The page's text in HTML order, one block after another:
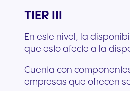
TIER III
En este nivel, la
que esto afecte a la
Cuenta con
empresas que ofrecen